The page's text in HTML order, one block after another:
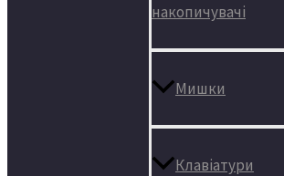
накопичувачі
Мишки
Клавіатури